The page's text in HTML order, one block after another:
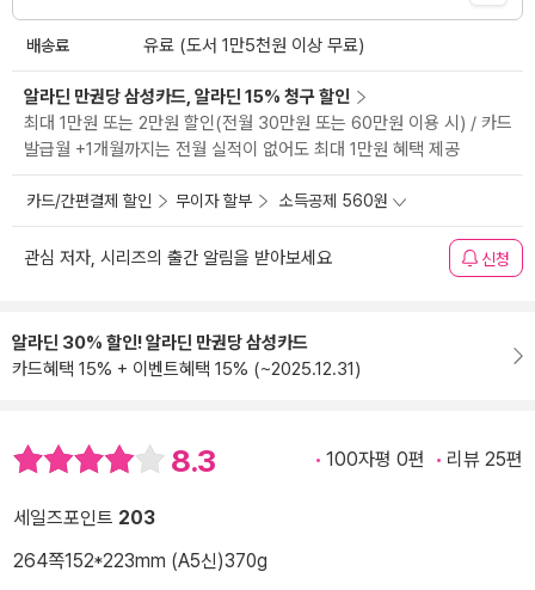
배송료 유료 (도서 1만5천원 이상 무료)
알라딘 만권당 삼성카드, 알라딘 15% 청구 할인
최대 1만원 또는 2만원 할인(전월 30만원 또는 60만원 이용 시) / 카드
발급월 +1개월까지는 전월 실적이 없어도 최대 1만원 혜택 제공
카드/간편결제 할인 무이자 할부 소득공제 560원
관심 저자, 시리즈의 출간 알림을 받아보세요 신청
알라딘 30% 할인! 알라딘 만권당 삼성카드
카드혜택 15% + 이벤트혜택 15% (~2025.12.31)
8.3 100자평 0편 리뷰 25편
세일즈포인트 203
264쪽152*223mm (A5신)370g